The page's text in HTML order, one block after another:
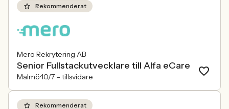
Rekommenderat
Mero Rekrytering AB
Senior Fullstackutvecklare till Alfa eCare
Malmö10/7 – tillsvidare
Rekommenderat